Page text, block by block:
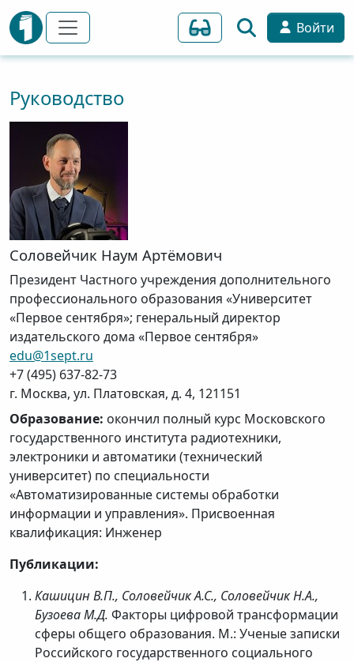
Войти
Руководство
Соловейчик Наум Артёмович
Президент Частного учреждения дополнительного
профессионального образования «Университет
«Первое сентября»; генеральный директор
издательского дома «Первое сентября»
edu@1sept.ru
+7 (495) 637-82-73
г. Москва, ул. Платовская, д. 4, 121151
Образование: окончил полный курс Московского
государственного института радиотехники,
электроники и автоматики (технический
университет) по специальности
«Автоматизированные системы обработки
информации и управления». Присвоенная
квалификация: Инженер
Публикации:
Кашицин В.П., Соловейчик А.С., Соловейчик Н.А.,
Бузоева М.Д. Факторы цифровой трансформации
сферы общего образования. М.: Ученые записки
Российского государственного социального